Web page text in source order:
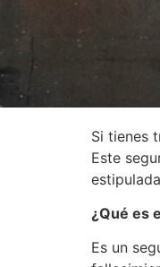
Si tienes
Este
¿Qué es
Es un